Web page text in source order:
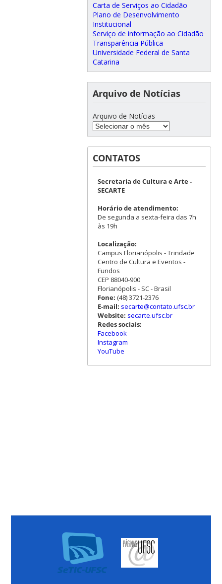
Carta de Serviços ao Cidadão
Plano de Desenvolvimento
Institucional
Serviço de informação ao Cidadão
Transparência Pública
Universidade Federal de Santa
Catarina
Arquivo de Notícias
Arquivo de Notícias
CONTATOS
Secretaria de Cultura e Arte -
SECARTE
Horário de atendimento:
De segunda a sexta-feira das 7h
às 19h
Localização:
Campus Florianópolis - Trindade
Centro de Cultura e Eventos -
Fundos
CEP 88040-900
Florianópolis - SC - Brasil
Fone: (48) 3721-2376
E-mail: secarte@contato.ufsc.br
Website: secarte.ufsc.br
Redes sociais:
Facebook
Instagram
YouTube